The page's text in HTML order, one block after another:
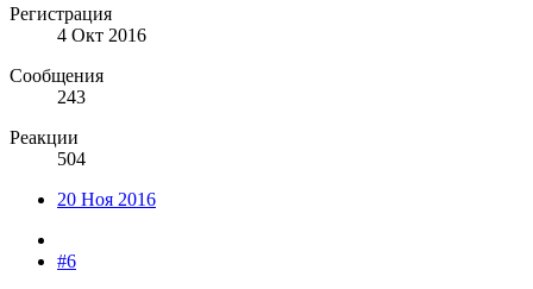
Регистрация
4 Окт 2016
Сообщения
243
Реакции
504
20 Ноя 2016
#6